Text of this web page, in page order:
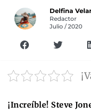
Delfina
Redactor
Julio / 2020
¡Increíble! Steve